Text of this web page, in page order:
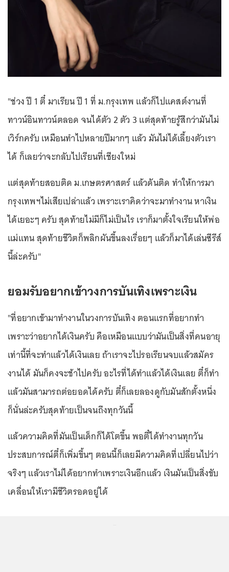
"ช่วง ปี 1 ตี๋ มาเรียน ปี 1 ที่ ม.กรุงเทพ แล้วก็ไปแคสต์งานที่
ทาวน์อินทาวน์ตลอด จนได้ตัว 2 ตัว 3 แต่สุดท้ายรู้สึกว่ามันไม่
เวิร์กครับ เหมือนทำไปหลายปีมากๆ แล้ว มันไม่ได้เลี้ยงตัวเรา
ได้ ก็เลยว่าจะกลับไปเรียนที่เชียงใหม่
แต่สุดท้ายสอบติด ม.เกษตรศาสตร์ แล้วดันติด ทำให้การมา
กรุงเทพฯไม่เสียเปล่าแล้ว เพราะเราคิดว่าจะมาทำงาน หาเงิน
ได้เยอะๆ ครับ สุดท้ายไม่มีก็ไม่เป็นไร เราก็มาตั้งใจเรียนให้พ่อ
แม่แทน สุดท้ายชีวิตก็พลิกผันขึ้นลงเรื่อยๆ แล้วก็มาได้เล่นซีรีส์
นี้ล่ะครับ"
ยอมรับอยากเข้าวงการบันเทิงเพราะเงิน
"ที่อยากเข้ามาทำงานในวงการบันเทิง ตอนแรกที่อยากทำ
เพราะว่าอยากได้เงินครับ คือเหมือนแบบว่ามันเป็นสิ่งที่คนอายุ
เท่านี้ที่จะทำแล้วได้เงินเลย ถ้าเราจะไปรอเรียนจบแล้วสมัคร
งานได้ มันก็คงจะช้าไปครับ อะไรที่ได้ทำแล้วได้เงินเลย ตี๋ก็ทำ
แล้วมันสามารถต่อยอดได้ครับ ตี๋ก็เลยลองดูกับมันสักตั้งหนึ่ง
ก็นั่นล่ะครับสุดท้ายเป็นจนถึงทุกวันนี้
แล้วความคิดที่มันเป็นเด็กก็ได้โตขึ้น พอตี๋ได้ทำงานทุกวัน
ประสบการณ์ตี๋ก็เพิ่มขึ้นๆ ตอนนี้ก็เลยมีความคิดที่เปลี่ยนไปว่า
จริงๆ แล้วเราไม่ได้อยากทำเพราะเงินอีกแล้ว เงินมันเป็นสิ่งขับ
เคลื่อนให้เรามีชีวิตรอดอยู่ได้